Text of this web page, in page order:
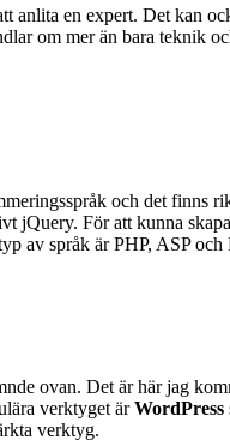
en expert. Det kan
om mer än bara teknik
och det finns
För att kunna
av språk är PHP, ASP och
ovan. Det är här jag
verktyget ärWordPress
verktyg.